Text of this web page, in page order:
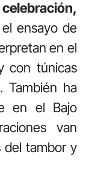
ensayo de
en el
con túnicas
También ha
en el Bajo
van
del tambor y